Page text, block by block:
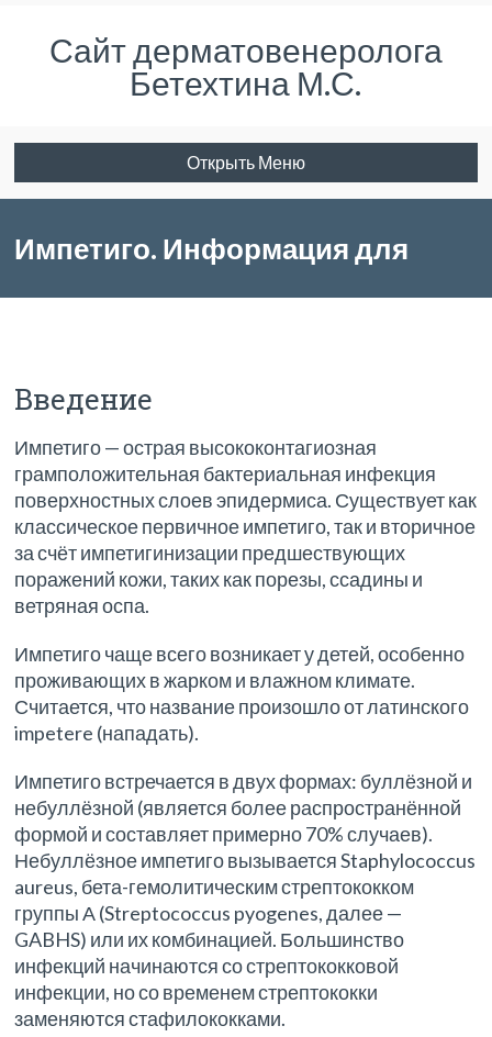
Сайт дерматовенеролога
Бетехтина М.С.
Открыть Меню
Импетиго. Информация для
Введение
Импетиго — острая высококонтагиозная
грамположительная бактериальная инфекция
поверхностных слоев эпидермиса. Существует как
классическое первичное импетиго, так и вторичное
за счёт импетигинизации предшествующих
поражений кожи, таких как порезы, ссадины и
ветряная оспа.
Импетиго чаще всего возникает у детей, особенно
проживающих в жарком и влажном климате.
Считается, что название произошло от латинского
impetere (нападать).
Импетиго встречается в двух формах: буллёзной и
небуллёзной (является более распространённой
формой и составляет примерно 70% случаев).
Небуллёзное импетиго вызывается Staphylococcus
aureus, бета-гемолитическим стрептококком
группы А (Streptococcus pyogenes, далее —
GABHS) или их комбинацией. Большинство
инфекций начинаются со стрептококковой
инфекции, но со временем стрептококки
заменяются стафилококками.